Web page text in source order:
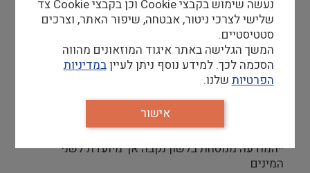
קורות חיים למייל Job@tod.org.il
העבודה תחת הנחיה וליווי של מנהל תחום תוכניות
בינלאומיות
קורות חיים לשלוח במייל בציון שם המשרה
*המודעה מנוסחת בלשון נקבה אך מיועדת לשני
המינים
נעשה שימוש בקבצי Cookie וכן בקבצי Cookie צד
שלישי לצרכי ניטור, אבטחה, שיפור האתר, וצרכים
סטטיסטיים.
המשך הגלישה באתר איגוד המוזאונים מהווה
הסכמה לכך. למידע נוסף ניתן לעייןבמדיניות
הפרטיותשלנו.
אישור